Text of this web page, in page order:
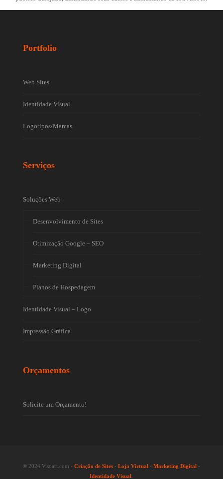
Portfolio
Web Sites
Identidade Visual
Logotipos/Marcas
Serviços
Soluções Web
Desenvolvimento de Sites
Otimização Google – SEO
Marketing Digital
Planos de Hospedagem
Identidade Visual – Logo
Impressão Gráfica
Orçamentos
Solicite um Orçamento!
® 2024 Visoart.com - Criação de Sites- Loja Virtual- Marketing Digital-
Identidade Visual